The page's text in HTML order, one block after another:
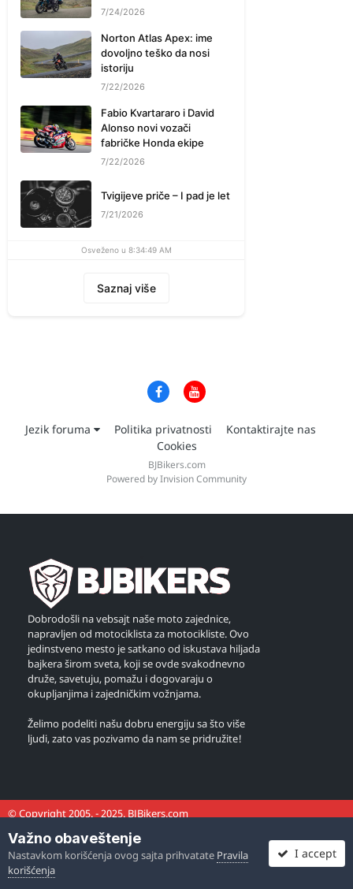
7/24/2026
Norton Atlas Apex: ime
dovoljno teško da nosi
istoriju
7/22/2026
Fabio Kvartararo i David
Alonso novi vozači
fabričke Honda ekipe
7/22/2026
Tvigijeve priče – I pad je let
7/21/2026
Osveženo u 8:34:49 AM
Saznaj više
Jezik foruma Politika privatnosti
Kontaktirajte nas
Cookies
BJBikers.com
Powered by Invision Community
Dobrodošli na vebsajt naše moto zajednice,
napravljen od motociklista za motocikliste. Ovo
jedinstveno mesto je satkano od iskustava hiljada
bajkera širom sveta, koji se ovde svakodnevno
druže, savetuju, pomažu i dogovaraju o
okupljanjima i zajedničkim vožnjama.
Želimo podeliti našu dobru energiju sa što više
ljudi, zato vas pozivamo da nam se pridružite!
© Copyright 2005. - 2025. BJBikers.com
Važno obaveštenje
Nastavkom korišćenja ovog sajta prihvatate Pravila
korišćenja
I accept